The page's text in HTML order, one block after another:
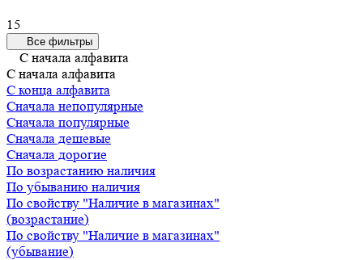
15
Все фильтры
С начала алфавита
С начала алфавита
С конца алфавита
Сначала непопулярные
Сначала популярные
Сначала дешевые
Сначала дорогие
По возрастанию наличия
По убыванию наличия
По свойству "Наличие в магазинах"
(возрастание)
По свойству "Наличие в магазинах"
(убывание)